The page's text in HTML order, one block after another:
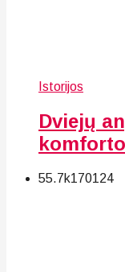
Istorijos
Dviejų
55.7k170124